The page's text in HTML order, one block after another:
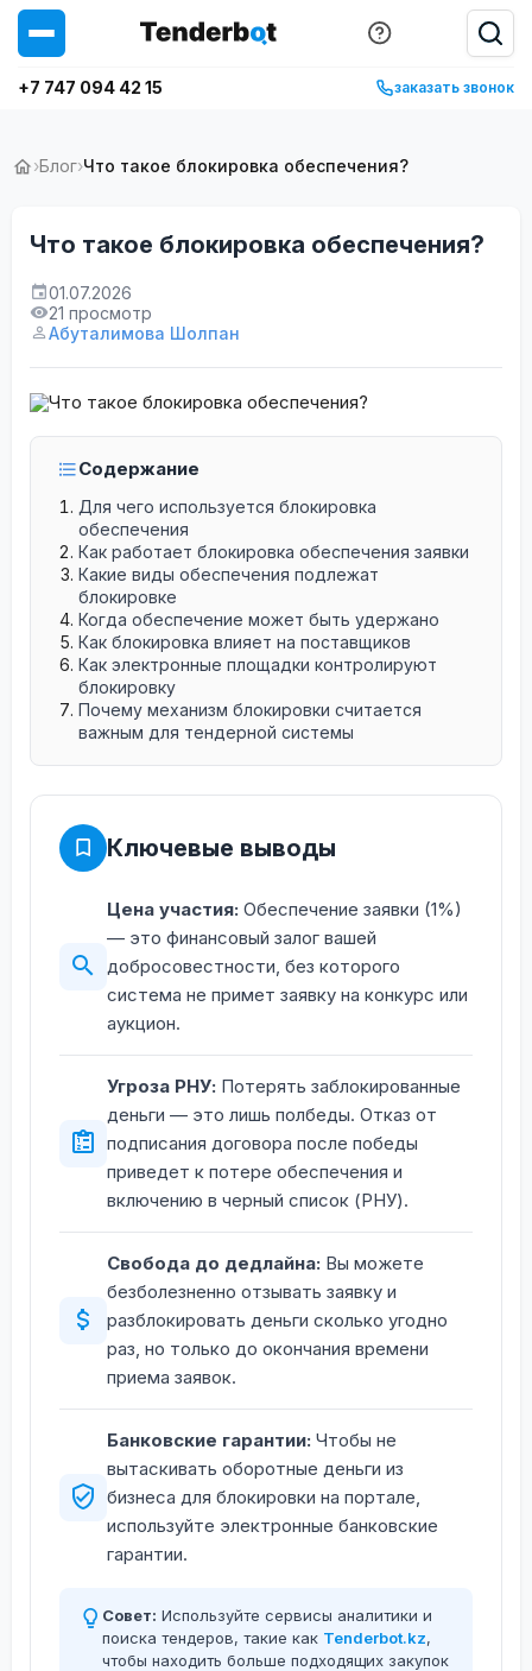
+7 747 094 42 15 заказать звонок
›Блог›Что такое блокировка обеспечения?
Что такое блокировка обеспечения?
01.07.2026
21 просмотр
Абуталимова Шолпан
Содержание
Для чего используется блокировка
обеспечения
Как работает блокировка обеспечения заявки
Какие виды обеспечения подлежат
блокировке
Когда обеспечение может быть удержано
Как блокировка влияет на поставщиков
Как электронные площадки контролируют
блокировку
Почему механизм блокировки считается
важным для тендерной системы
Ключевые выводы
Цена участия: Обеспечение заявки (1%)
— это финансовый залог вашей
добросовестности, без которого
система не примет заявку на конкурс или
аукцион.
Угроза РНУ: Потерять заблокированные
деньги — это лишь полбеды. Отказ от
подписания договора после победы
приведет к потере обеспечения и
включению в черный список (РНУ).
Свобода до дедлайна: Вы можете
безболезненно отзывать заявку и
разблокировать деньги сколько угодно
раз, но только до окончания времени
приема заявок.
Банковские гарантии: Чтобы не
вытаскивать оборотные деньги из
бизнеса для блокировки на портале,
используйте электронные банковские
гарантии.
Совет: Используйте сервисы аналитики и
поиска тендеров, такие как Tenderbot.kz,
чтобы находить больше подходящих закупок